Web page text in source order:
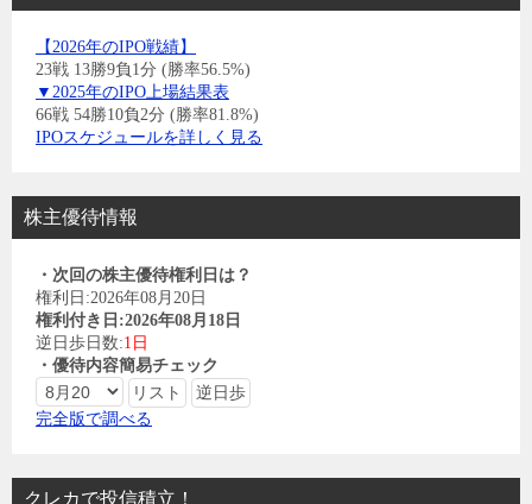
【2026年のIPO戦績】
23戦 13勝9負1分 (勝率56.5%)
▼2025年のIPO上場結果表
66戦 54勝10負2分 (勝率81.8%)
IPOスケジュールを詳しく見る
株主優待情報
・次回の株主優待権利日は？
権利日:2026年08月20日
権利付き日:2026年08月18日
逆日歩日数:1日
・優待内容簡易チェック
完全版で調べる
クレカで投信積立！